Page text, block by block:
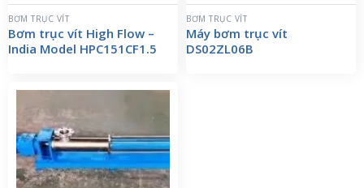
BƠM TRỤC VÍT
Bơm trục vít High Flow –
India Model HPC151CF1.5
BƠM TRỤC VÍT
Máy bơm trục vít
DS02ZL06B